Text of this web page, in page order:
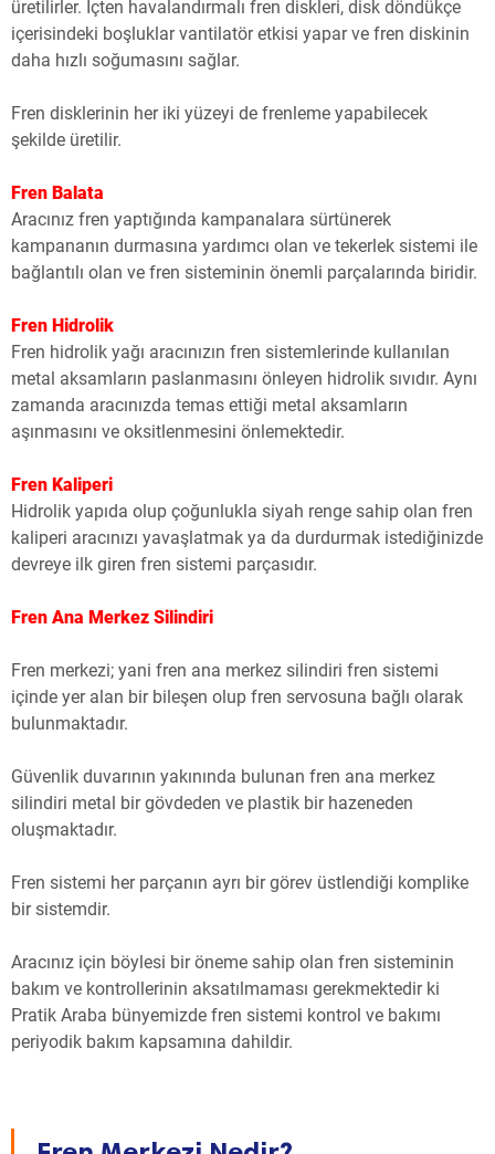
üretilirler. İçten havalandırmalı fren diskleri, disk döndükçe
içerisindeki boşluklar vantilatör etkisi yapar ve fren diskinin
daha hızlı soğumasını sağlar.
Fren disklerinin her iki yüzeyi de frenleme yapabilecek
şekilde üretilir.
Fren Balata
Aracınız fren yaptığında kampanalara sürtünerek
kampananın durmasına yardımcı olan ve tekerlek sistemi ile
bağlantılı olan ve fren sisteminin önemli parçalarında biridir.
Fren Hidrolik
Fren hidrolik yağı aracınızın fren sistemlerinde kullanılan
metal aksamların paslanmasını önleyen hidrolik sıvıdır. Aynı
zamanda aracınızda temas ettiği metal aksamların
aşınmasını ve oksitlenmesini önlemektedir.
Fren Kaliperi
Hidrolik yapıda olup çoğunlukla siyah renge sahip olan fren
kaliperi aracınızı yavaşlatmak ya da durdurmak istediğinizde
devreye ilk giren fren sistemi parçasıdır.
Fren Ana Merkez Silindiri
Fren merkezi; yani fren ana merkez silindiri fren sistemi
içinde yer alan bir bileşen olup fren servosuna bağlı olarak
bulunmaktadır.
Güvenlik duvarının yakınında bulunan fren ana merkez
silindiri metal bir gövdeden ve plastik bir hazeneden
oluşmaktadır.
Fren sistemi her parçanın ayrı bir görev üstlendiği komplike
bir sistemdir.
Aracınız için böylesi bir öneme sahip olan fren sisteminin
bakım ve kontrollerinin aksatılmaması gerekmektedir ki
Pratik Araba bünyemizde fren sistemi kontrol ve bakımı
periyodik bakım kapsamına dahildir.